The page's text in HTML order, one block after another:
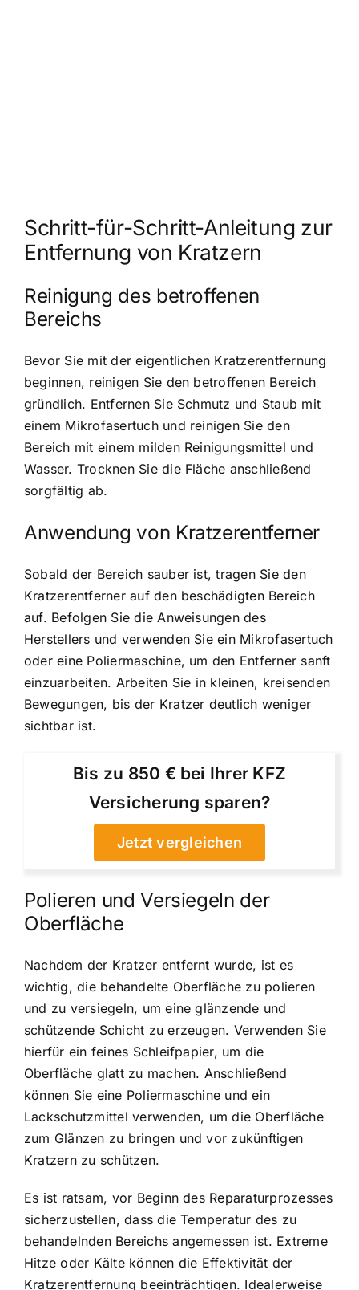
Schritt-für-Schritt-Anleitung zur
Entfernung von Kratzern
Reinigung des betroffenen
Bereichs
Bevor Sie mit der eigentlichen Kratzerentfernung
beginnen, reinigen Sie den betroffenen Bereich
gründlich. Entfernen Sie Schmutz und Staub mit
einem Mikrofasertuch und reinigen Sie den
Bereich mit einem milden Reinigungsmittel und
Wasser. Trocknen Sie die Fläche anschließend
sorgfältig ab.
Anwendung von Kratzerentferner
Sobald der Bereich sauber ist, tragen Sie den
Kratzerentferner auf den beschädigten Bereich
auf. Befolgen Sie die Anweisungen des
Herstellers und verwenden Sie ein Mikrofasertuch
oder eine Poliermaschine, um den Entferner sanft
einzuarbeiten. Arbeiten Sie in kleinen, kreisenden
Bewegungen, bis der Kratzer deutlich weniger
sichtbar ist.
Bis zu 850 € bei Ihrer KFZ
Versicherung sparen?
Jetzt vergleichen
Polieren und Versiegeln der
Oberfläche
Nachdem der Kratzer entfernt wurde, ist es
wichtig, die behandelte Oberfläche zu polieren
und zu versiegeln, um eine glänzende und
schützende Schicht zu erzeugen. Verwenden Sie
hierfür ein feines Schleifpapier, um die
Oberfläche glatt zu machen. Anschließend
können Sie eine Poliermaschine und ein
Lackschutzmittel verwenden, um die Oberfläche
zum Glänzen zu bringen und vor zukünftigen
Kratzern zu schützen.
Es ist ratsam, vor Beginn des Reparaturprozesses
sicherzustellen, dass die Temperatur des zu
behandelnden Bereichs angemessen ist. Extreme
Hitze oder Kälte können die Effektivität der
Kratzerentfernung beeinträchtigen. Idealerweise